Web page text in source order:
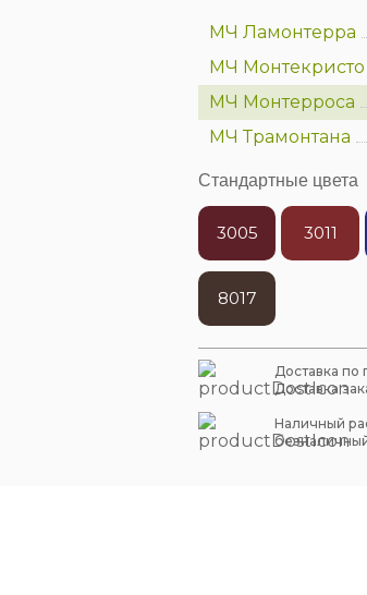
МЧ Ламонтерра
МЧ Монтекристо
МЧ Монтерроса
МЧ Трамонтана
Стандартные цвета
3005 3011
8017
Доставка по
Доставка
Наличный